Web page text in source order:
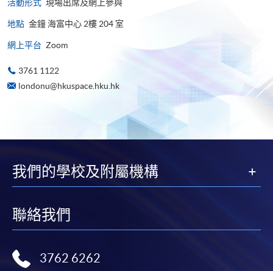
活動形式 現場出席及網上參與
地點 金鐘 海富中心 2樓 204 室
網上平台 Zoom
3761 1122
londonu@hkuspace.hku.hk
我們的學校及附屬機構
聯絡我們
3762 6262